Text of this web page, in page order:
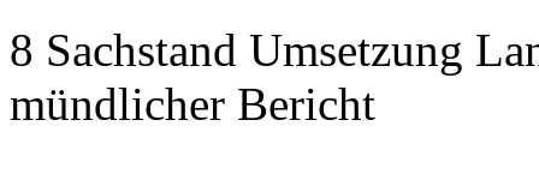
8 Sachstand Umsetzung
mündlicher Bericht